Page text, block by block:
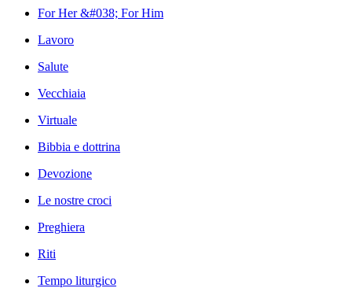
For Her &#038; For Him
Lavoro
Salute
Vecchiaia
Virtuale
Bibbia e dottrina
Devozione
Le nostre croci
Preghiera
Riti
Tempo liturgico